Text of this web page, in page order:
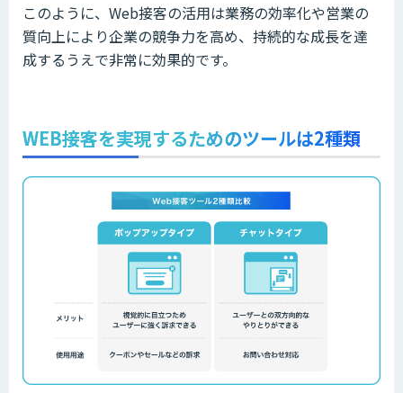
このように、Web接客の活用は業務の効率化や営業の
質向上により企業の競争力を高め、持続的な成長を達
成するうえで非常に効果的です。
WEB接客を実現するためのツールは2種類